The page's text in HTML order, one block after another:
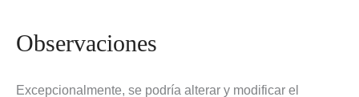
Observaciones
Excepcionalmente, se podría alterar y modificar el